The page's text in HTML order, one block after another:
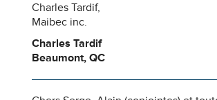
Charles Tardif,
Maibec inc.
Charles Tardif
Beaumont, QC